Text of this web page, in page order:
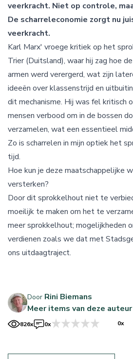
veerkracht. Niet op controle,
De scharreleconomie zorgt nu
veerkracht.
Karl Marx' vroege kritiek op het
Trier (Duitsland), waar hij zag hoe
armen werd verergerd, wat zijn
ideeën over klassenstrijd en
dit mechanisme. Hij was fel kritisch
mensen verbood om in de bossen
verzamelen, wat een essentieel
Zo is scharrelen in mijn optiek het
tijd.
Hoe kun je deze maatschappelijke
versterken?
Door dit sprokkelhout niet te
moeilijk te maken om het te
meer sprokkelhout; mogelijkheden
verdienen zoals we dat met
ons uitdaagtraject.
Door Rini Biemans
Meer items van deze auteur
826x 0x 0x